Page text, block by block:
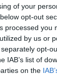
of your
opt-out
processed you
by us or
opt-
IAB’s list of
on the